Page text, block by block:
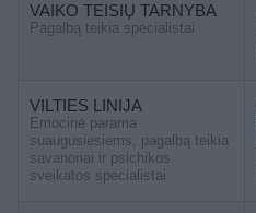
VAIKO TEISIŲ TARNYBA
Pagalbą teikia specialistai
VILTIES LINIJA
Emocinė parama
suaugusiesiems, pagalbą teikia
savanoriai ir psichikos
sveikatos specialistai